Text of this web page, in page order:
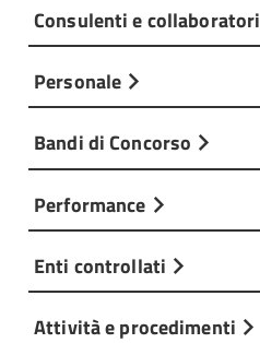
Consulenti e collaboratori
Personale
Bandi di Concorso
Performance
Enti controllati
Attività e procedimenti